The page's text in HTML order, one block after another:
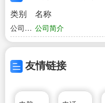
类别 名称
公司简
介
公司简介
友情链接